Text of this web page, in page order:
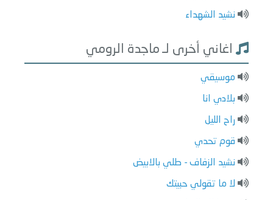
نشيد الشهداء
اغاني أخرى لـ ماجدة الرومي
موسيقي
بلادي انا
راح الليل
قوم تحدي
نشيد الزفاف - طلي بالابيض
لا ما تقولي حبيتك